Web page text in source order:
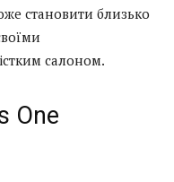
становити близько
салоном.
One